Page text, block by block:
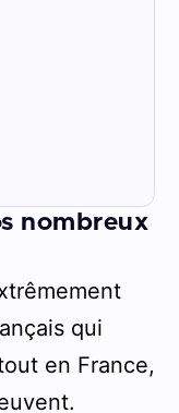
nombreux
qui
en France,